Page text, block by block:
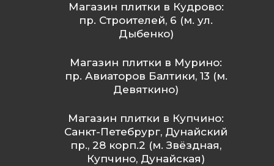
Магазин плитки в Кудрово:
пр. Строителей, 6 (м. ул.
Дыбенко)
Магазин плитки в Мурино:
пр. Авиаторов Балтики, 13 (м.
Девяткино)
Магазин плитки в Купчино:
Санкт-Петебрург, Дунайский
пр., 28 корп.2 (м. Звёздная,
Купчино, Дунайская)